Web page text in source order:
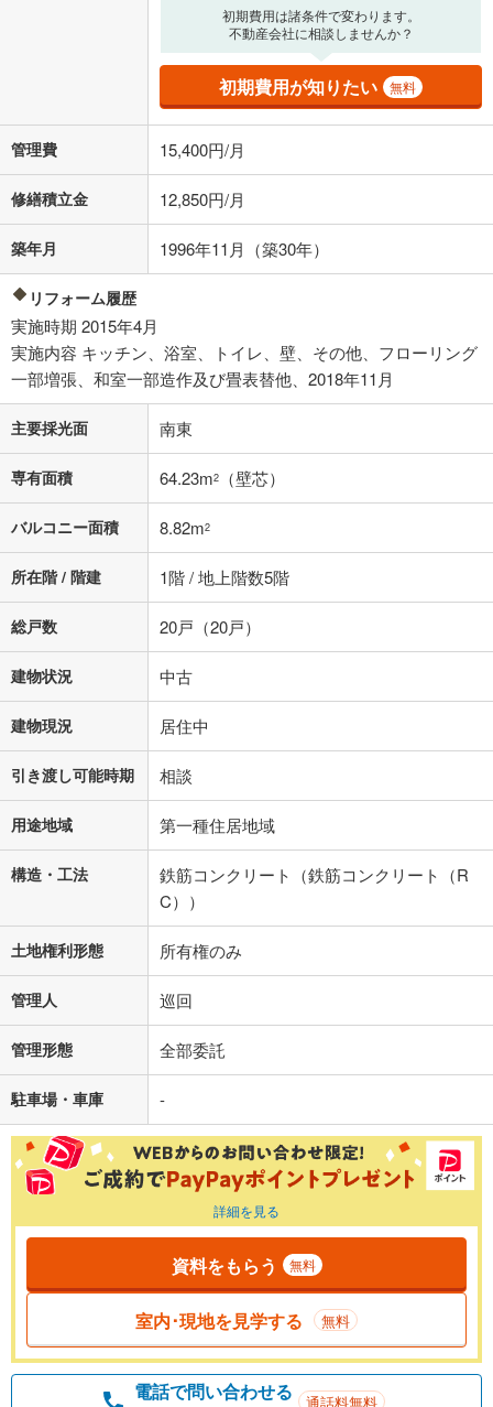
の金融機関等における貸出金利を何ら保証するものではありません。返
済方法「元利均等返済」にて算出しております。入力された金利を35年
適用した場合の計算結果を表示しています。
その他月額費用や、初期費用がかかります。ご注意ください。実際にお
借り入れの際は各金融機関等に、必ずご自身でご確認をお願いいたしま
不動産会社に購入相談をする
閉じる
初期費用は諸条件で変わります。
不動産会社に相談しませんか？
初期費用が知りたい 無料
管理費 15,400円/月
修繕積立金 12,850円/月
築年月 1996年11月（築30年）
リフォーム履歴
実施時期 2015年4月
実施内容 キッチン、浴室、トイレ、壁、その他、フローリング
一部増張、和室一部造作及び畳表替他、2018年11月
主要採光面 南東
専有面積 64.23m2 （壁芯）
バルコニー面積 8.82m2
所在階 / 階建 1階 / 地上階数5階
総戸数 20戸（20戸）
建物状況 中古
建物現況 居住中
引き渡し可能時期 相談
用途地域 第一種住居地域
構造・工法
鉄筋コンクリート（鉄筋コンクリート（R
C））
土地権利形態 所有権のみ
管理人 巡回
管理形態 全部委託
駐車場・車庫 -
詳細を見る
資料をもらう 無料
室内･現地を見学する 無料
電話で問い合わせる 通話料無料